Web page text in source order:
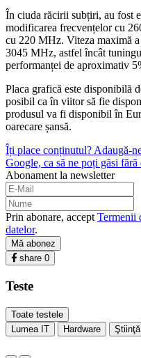
În ciuda răcirii subțiri, au fost
modificarea frecvențelor cu
cu 220 MHz. Viteza maximă
3045 MHz, astfel încât
performanței de aproximativ
Placa grafică este disponibilă
posibil ca în viitor să fie
produsul va fi disponibil în
oarecare șansă.
Îți place conținutul? Adaugă-
Google, ca să ne poți găsi fără
Abonament la newsletter
Prin abonare, accept Termenii
datelor.
Mă abonez
share 0
Teste
Toate testele
Lumea IT
Hardware Ştiinţă